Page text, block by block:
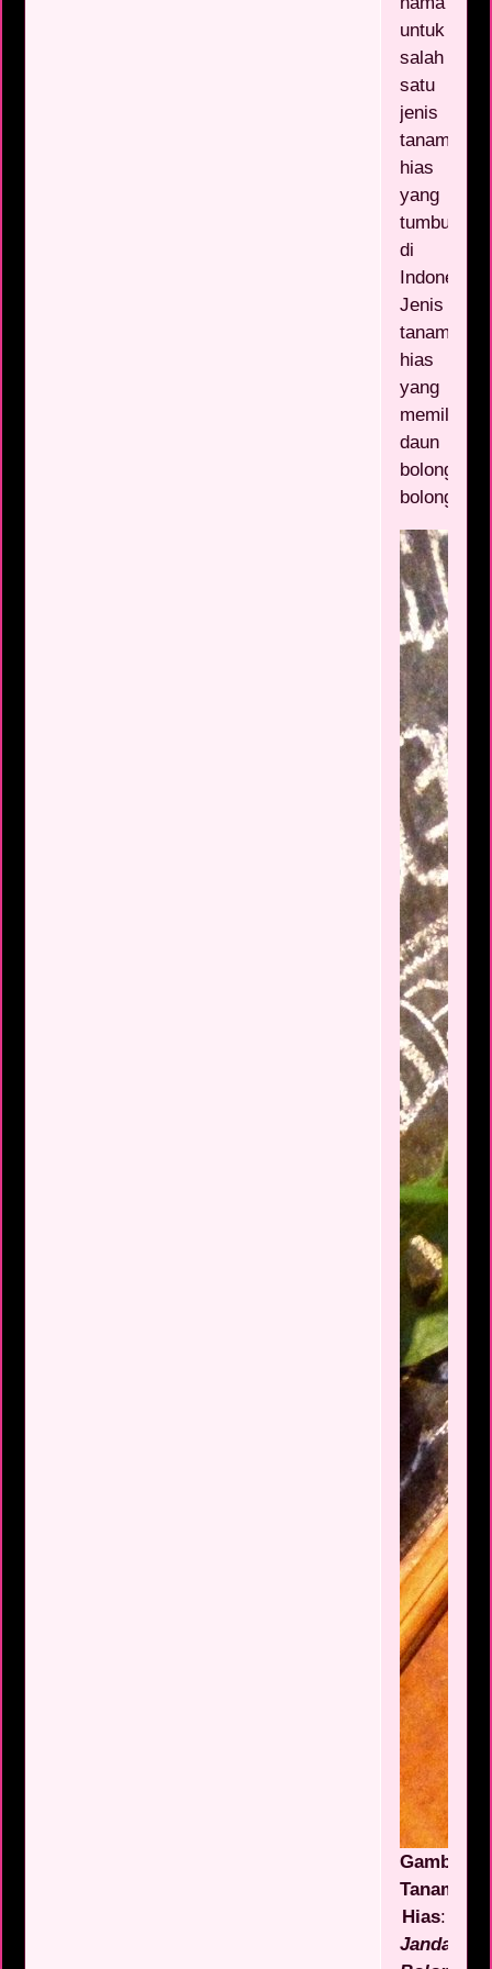
untuk
salah
satu
jenis
tanaman
hias
yang
tumbuh
di
Indonesia.
Jenis
tanaman
hias
yang
memiliki
daun
bolong-
bolong.
Gambar
Tanaman
Hias:
Janda